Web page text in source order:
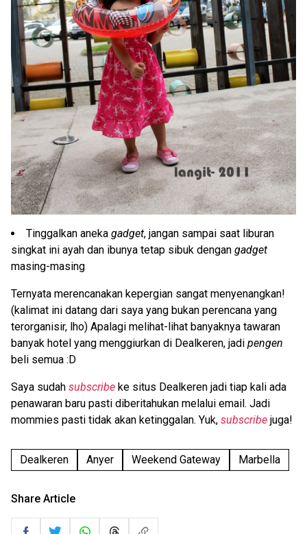
Tinggalkan aneka gadget, jangan sampai saat liburan
singkat ini ayah dan ibunya tetap sibuk dengan gadget
masing-masing
Ternyata merencanakan kepergian sangat menyenangkan!
(kalimat ini datang dari saya yang bukan perencana yang
terorganisir, lho) Apalagi melihat-lihat banyaknya tawaran
banyak hotel yang menggiurkan di Dealkeren, jadi pengen
beli semua :D
Saya sudah subscribe ke situs Dealkeren jadi tiap kali ada
penawaran baru pasti diberitahukan melalui email. Jadi
mommies pasti tidak akan ketinggalan. Yuk, subscribe juga!
Dealkeren Anyer Weekend Gateway Marbella
Share Article